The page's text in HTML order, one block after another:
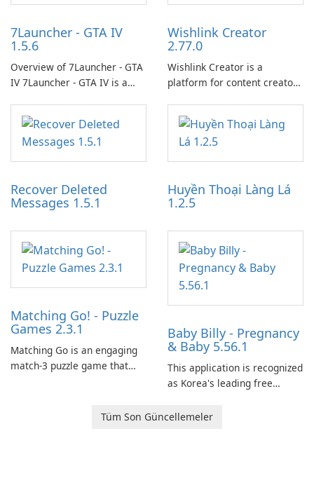
7Launcher - GTA IV
1.5.6
Overview of 7Launcher - GTA
IV 7Launcher - GTA IV is a
application designed to
optimize the gaming
experience for Grand Theft
Auto IV.
Wishlink Creator
2.77.0
Wishlink Creator is a
platform for content creators
work through built-in brand
partnerships and integrated
tools for content distribution
and audience engagement.
Recover Deleted
Messages 1.5.1
Huyền Thoại Làng Lá
1.2.5
Matching Go! - Puzzle
Games 2.3.1
Matching Go is an engaging
match-3 puzzle game that
Ollie, on an adventurous
Baby Billy - Pregnancy
& Baby 5.56.1
This application is recognized
as Korea's leading free
baby tracking, offering
Tüm Son Güncellemeler